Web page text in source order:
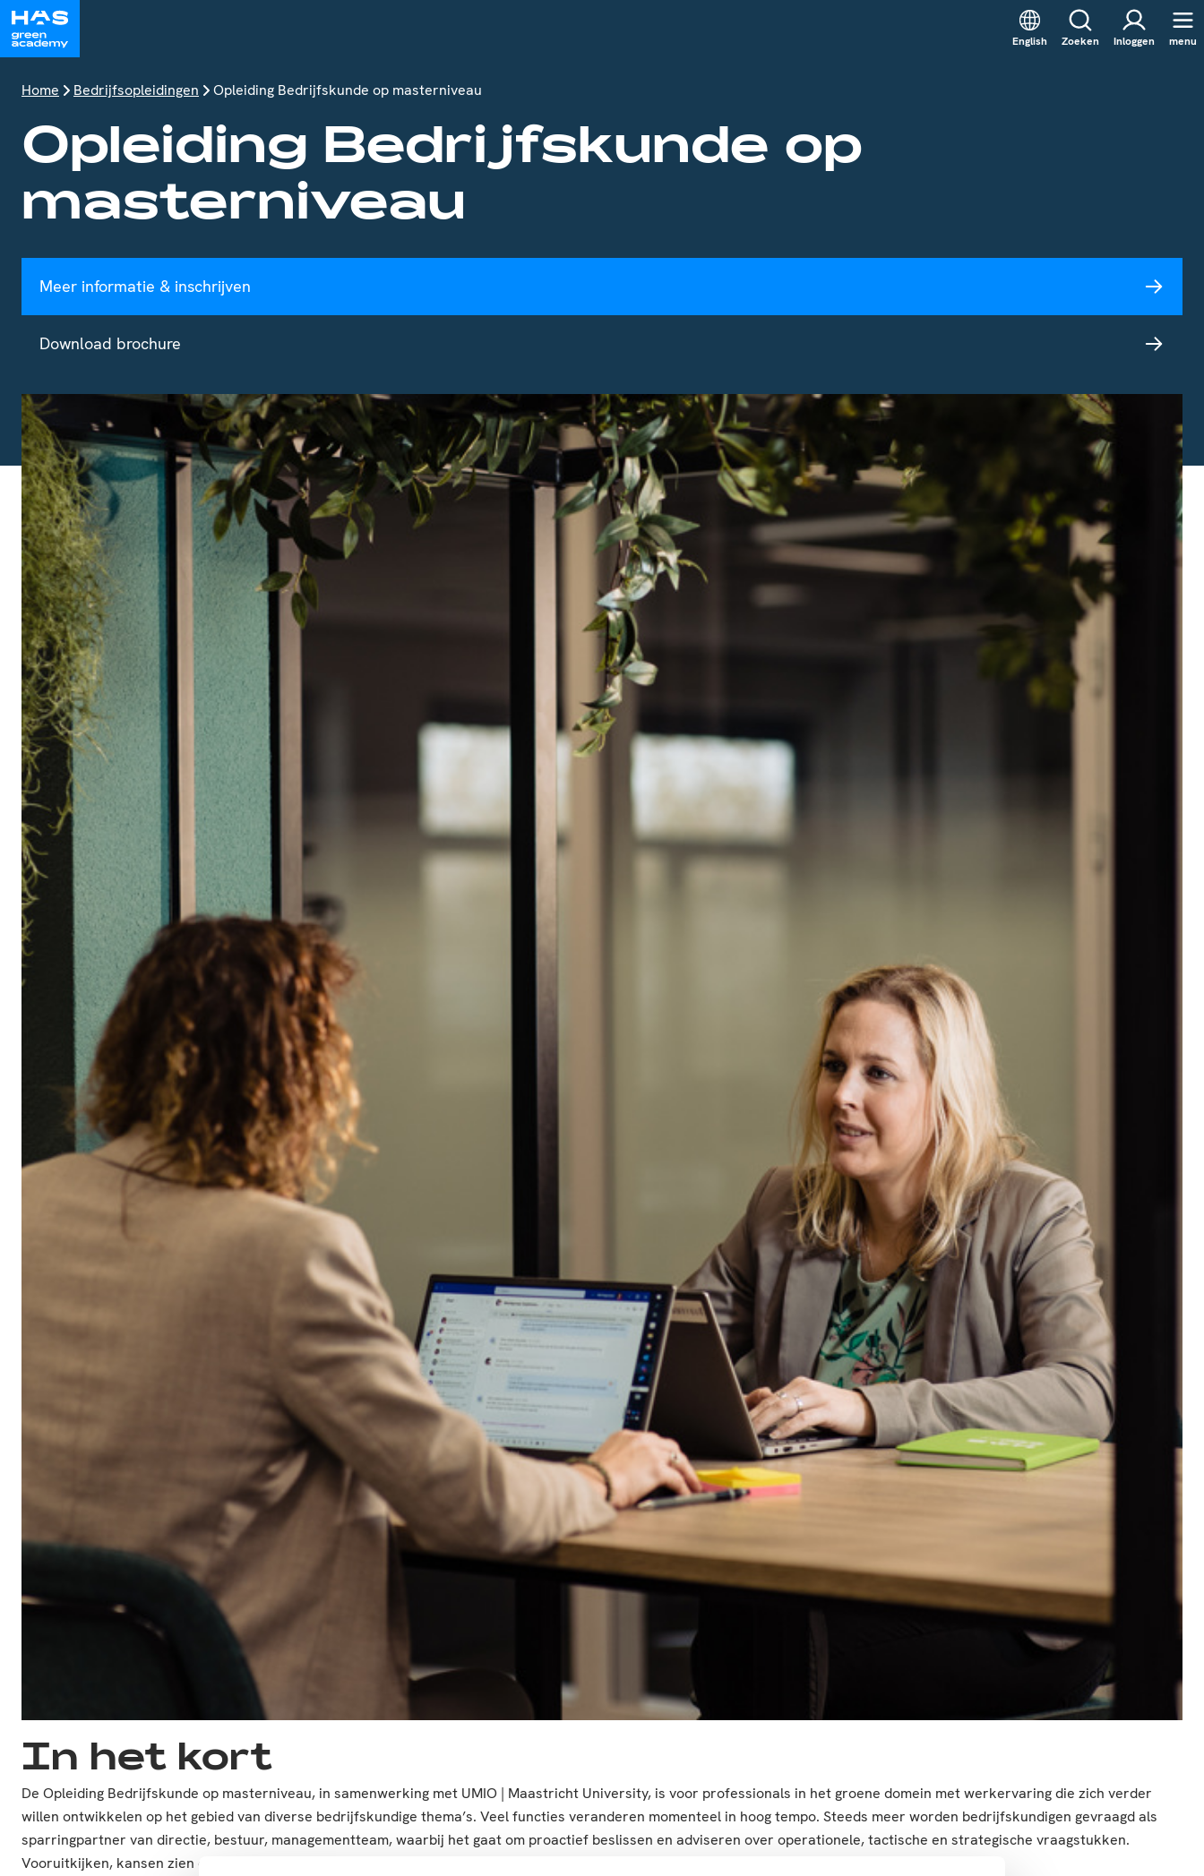
English Zoeken Inloggen menu
Home Bedrijfsopleidingen Opleiding Bedrijfskunde op masterniveau
Opleiding Bedrijfskunde op
masterniveau
Meer informatie & inschrijven
Download brochure
In het kort
De Opleiding Bedrijfskunde op masterniveau, in samenwerking met UMIO | Maastricht University, is voor professionals in het groene domein met werkervaring die zich verder
willen ontwikkelen op het gebied van diverse bedrijfskundige thema’s. Veel functies veranderen momenteel in hoog tempo. Steeds meer worden bedrijfskundigen gevraagd als
sparringpartner van directie, bestuur, managementteam, waarbij het gaat om proactief beslissen en adviseren over operationele, tactische en strategische vraagstukken.
Vooruitkijken, kansen zien en helpen waarde te creëren; dat is de nieuwe rol van de bedrijfskundige!